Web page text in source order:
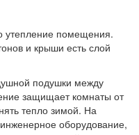
утепление помещения.
и крыши есть слой
подушки между
защищает комнаты от
тепло зимой. На
оборудование,